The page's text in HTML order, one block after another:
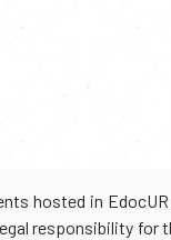
hosted in
responsibility